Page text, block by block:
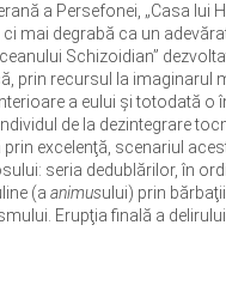
a Persefonei, „Casa lui
mai degrabă ca un
Schizoidian”
prin recursul la imaginarul
a eului și totodată o
de la dezintegrare
excelenţă, scenariul
seria dedublărilor, în
(a animusului) prin
Erupţia finală a